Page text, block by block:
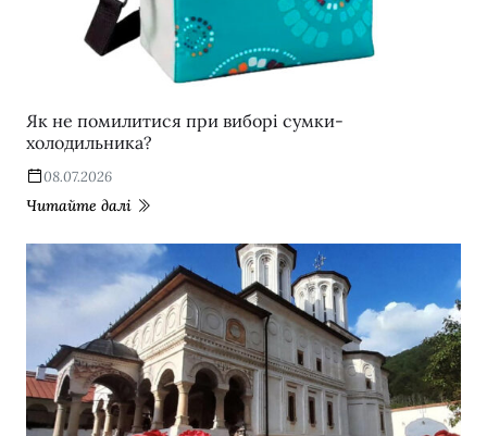
Як не помилитися при виборі сумки-
холодильника?
08.07.2026
Читайте далі